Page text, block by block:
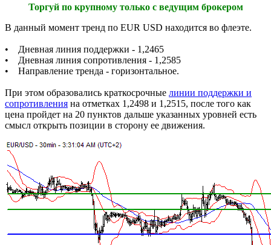
Торгуй по крупному только с ведущим брокером
В данный момент тренд по EUR USD находится во флеэте.
• Дневная линия поддержки - 1,2465
• Дневная линия сопротивления - 1,2585
• Направление тренда - горизонтальное.
При этом образовались краткосрочные линии поддержки и
сопротивления на отметках 1,2498 и 1,2515, после того как
цена пройдет на 20 пунктов дальше указанных уровней есть
смысл открыть позиции в сторону ее движения.